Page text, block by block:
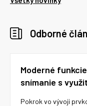
Odborné
Moderné
snímanie s
Pokrok vo vývoji